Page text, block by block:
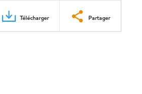
Télécharger Partager